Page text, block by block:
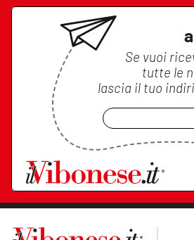
Se vuoi
tutte le
lascia il tuo